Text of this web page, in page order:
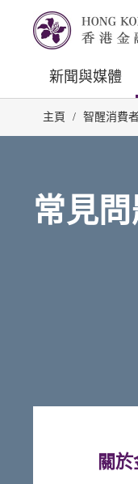
新聞與媒體
主頁 / 智醒消費
常見
關